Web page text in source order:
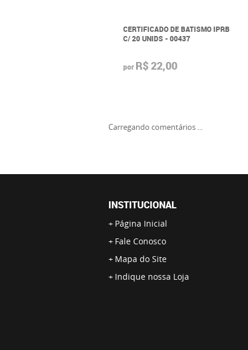
CERTIFICADO DE BATISMO IPRB
C/ 20 UNIDS - 00437
por R$ 22,00
Carregando comentários ...
INSTITUCIONAL
Página Inicial
Fale Conosco
Mapa do Site
Indique nossa Loja